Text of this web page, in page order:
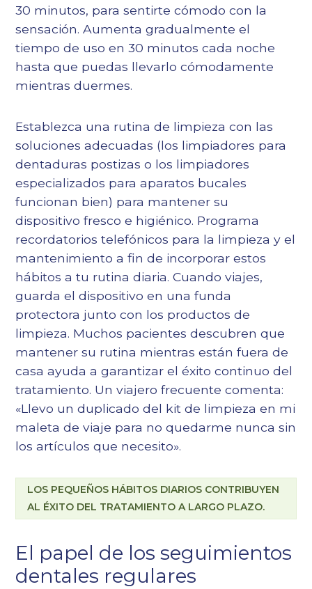
30 minutos, para sentirte cómodo con la
sensación. Aumenta gradualmente el
tiempo de uso en 30 minutos cada noche
hasta que puedas llevarlo cómodamente
mientras duermes.
Establezca una rutina de limpieza con las
soluciones adecuadas (los limpiadores para
dentaduras postizas o los limpiadores
especializados para aparatos bucales
funcionan bien) para mantener su
dispositivo fresco e higiénico. Programa
recordatorios telefónicos para la limpieza y el
mantenimiento a fin de incorporar estos
hábitos a tu rutina diaria. Cuando viajes,
guarda el dispositivo en una funda
protectora junto con los productos de
limpieza. Muchos pacientes descubren que
mantener su rutina mientras están fuera de
casa ayuda a garantizar el éxito continuo del
tratamiento. Un viajero frecuente comenta:
«Llevo un duplicado del kit de limpieza en mi
maleta de viaje para no quedarme nunca sin
los artículos que necesito».
LOS PEQUEÑOS HÁBITOS DIARIOS CONTRIBUYEN
AL ÉXITO DEL TRATAMIENTO A LARGO PLAZO.
El papel de los seguimientos
dentales regulares